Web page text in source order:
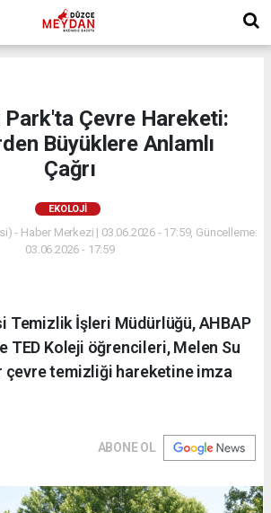
Park'ta Çevre Hareketi:
Büyüklere Anlamlı
Çağrı
EKOLOJI
- Haber Merkezi | 03.06.2026 - 17:59, Güncelleme:
03.06.2026 - 17:59
Temizlik İşleri Müdürlüğü, AHBAP
TED Koleji öğrencileri, Melen Su
çevre temizliği hareketine imza
ABONE OL